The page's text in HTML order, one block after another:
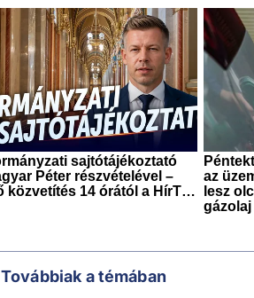
Továbbiak a témában